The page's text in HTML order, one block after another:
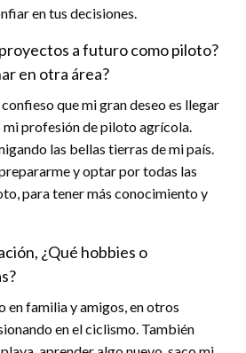
en tus decisiones.
a futuro como piloto?
en otra área?
que mi gran deseo es llegar
mi profesión de piloto agrícola.
las bellas tierras de mi país.
y optar por todas las
para tener más conocimiento y
¿Qué hobbies o
en familia y amigos, en otros
en el ciclismo. También